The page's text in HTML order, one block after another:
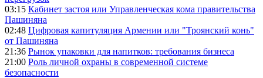
03:15 Кабинет застоя или Управленческая кома правительства
Пашиняна
02:48 Цифровая капитуляция Армении или "Троянский конь"
от Пашиняна
21:36 Рынок упаковки для напитков: требования бизнеса
21:00 Роль личной охраны в современной системе
безопасности